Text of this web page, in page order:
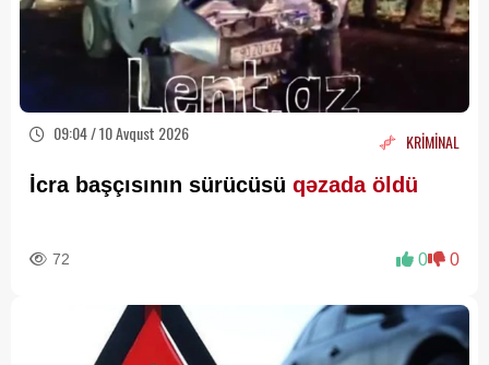
09:04 / 10 Avqust 2026 KRİMİNAL
İcra başçısının sürücüsü qəzada öldü
72 0 0